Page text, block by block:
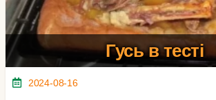
Гусь в тесті
2024-08-16